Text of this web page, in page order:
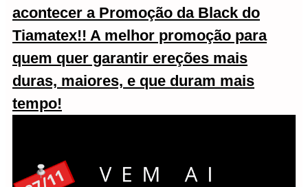
acontecer a Promoção da Black do
Tiamatex!! A melhor promoção para
quem quer garantir ereções mais
duras, maiores, e que duram mais
tempo!